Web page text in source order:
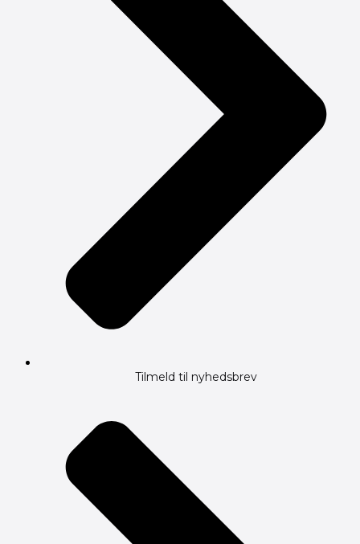
Tilmeld til nyhedsbrev